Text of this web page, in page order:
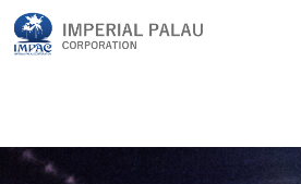
Night Fishing 3
inpactestuser |2021年1月27日